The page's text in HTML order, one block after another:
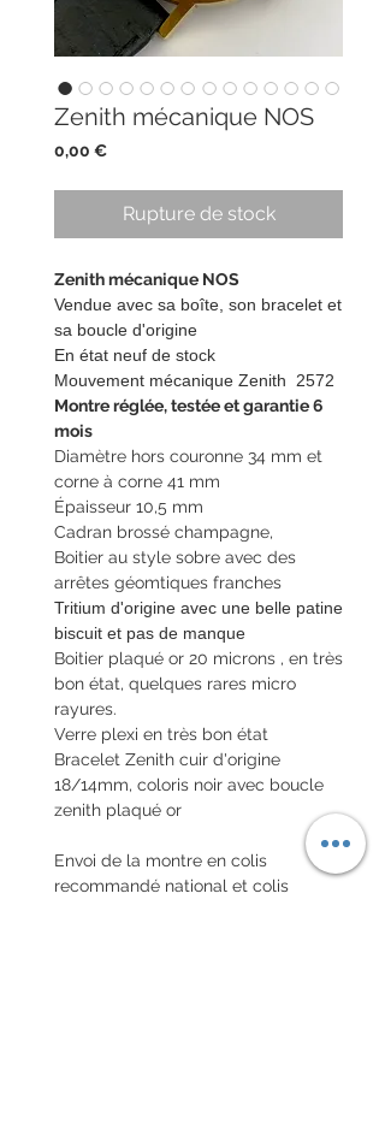
Zenith mécanique NOS
0,00 €Prix
Rupture de stock
Zenith mécanique NOS
Vendue avec sa boîte, son bracelet et
sa boucle d'origine
En état neuf de stock
Mouvement mécanique Zenith 2572
Montre réglée, testée et garantie 6
mois
Diamètre hors couronne 34 mm et
corne à corne 41 mm
Épaisseur 10,5 mm
Cadran brossé champagne,
Boitier au style sobre avec des
arrêtes géomtiques franches
Tritium d'origine avec une belle patine
biscuit et pas de manque
Boitier plaqué or 20 microns , en très
bon état, quelques rares micro
rayures.
Verre plexi en très bon état
Bracelet Zenith cuir d'origine
18/14mm, coloris noir avec boucle
zenith plaqué or
Envoi de la montre en colis
recommandé national et colis